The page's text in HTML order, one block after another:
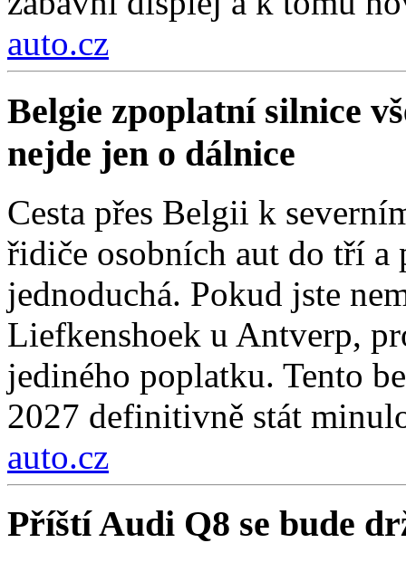
auto.cz
Belgie zpoplatní silnice
nejde jen o dálnice
Cesta přes Belgii k
řidiče osobních aut do tří
jednoduchá. Pokud jste
Liefkenshoek u Antverp,
jediného poplatku. Tento
2027 definitivně stát
auto.cz
Příští Audi Q8 se bude